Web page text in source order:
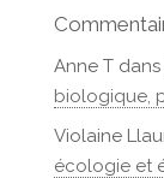
Anne Tdans
biologique,
Violaine
écologie et